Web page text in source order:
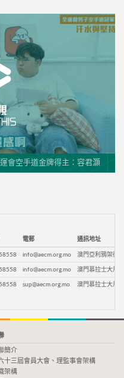
會空手道金牌得主：容君灝
電郵 通訊地址
info@aecm.org.mo 澳門亞利鴉架街9
info@aecm.org.mo 澳門慕拉士大馬
sup@aecm.org.mo 澳門慕拉士大馬
簡介
十三屆會員大會、理監事會架構
架構